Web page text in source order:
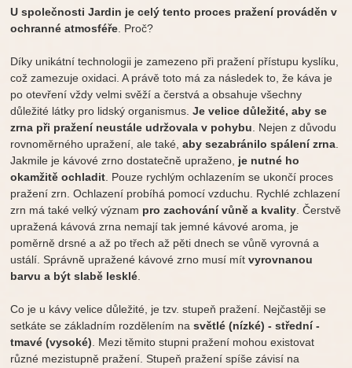
U společnosti Jardin je celý tento proces pražení prováděn v
ochranné atmosféře. Proč?
Díky unikátní technologii je zamezeno při pražení přístupu kyslíku,
což zamezuje oxidaci. A právě toto má za následek to, že káva je
po otevření vždy velmi svěží a čerstvá a obsahuje všechny
důležité látky pro lidský organismus.Je velice důležité, aby se
zrna při pražení neustále udržovala v pohybu. Nejen z důvodu
rovnoměrného upražení, ale také,aby sezabránilo spálení zrna.
Jakmile je kávové zrno dostatečně upraženo, je nutné ho
okamžitě ochladit. Pouze rychlým ochlazením se ukončí proces
pražení zrn. Ochlazení probíhá pomocí vzduchu. Rychlé zchlazení
zrn má také velký význam pro zachování vůně a kvality. Čerstvě
upražená kávová zrna nemají tak jemné kávové aroma, je
poměrně drsné a až po třech až pěti dnech se vůně vyrovná a
ustálí. Správně upražené kávové zrno musí mítvyrovnanou
barvu a být slabě lesklé.
Co je u kávy velice důležité, je tzv. stupeň pražení. Nejčastěji se
setkáte se základním rozdělením na světlé (nízké) - střední -
tmavé (vysoké). Mezi těmito stupni pražení mohou existovat
různé mezistupně pražení. Stupeň pražení spíše závisí na